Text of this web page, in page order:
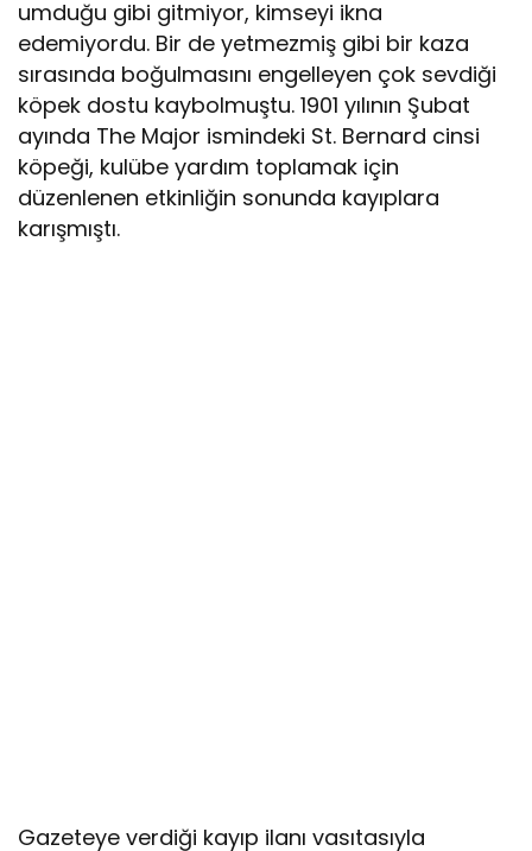
umduğu gibi gitmiyor, kimseyi ikna
edemiyordu. Bir de yetmezmiş gibi bir kaza
sırasında boğulmasını engelleyen çok sevdiği
köpek dostu kaybolmuştu. 1901 yılının Şubat
ayında The Major ismindeki St. Bernard cinsi
köpeği, kulübe yardım toplamak için
düzenlenen etkinliğin sonunda kayıplara
karışmıştı.
Gazeteye verdiği kayıp ilanı vasıtasıyla